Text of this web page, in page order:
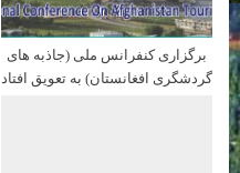
برگزاری كنفرانس ملی (جاذبه های
گردشگری افغانستان) به تعویق افتاد